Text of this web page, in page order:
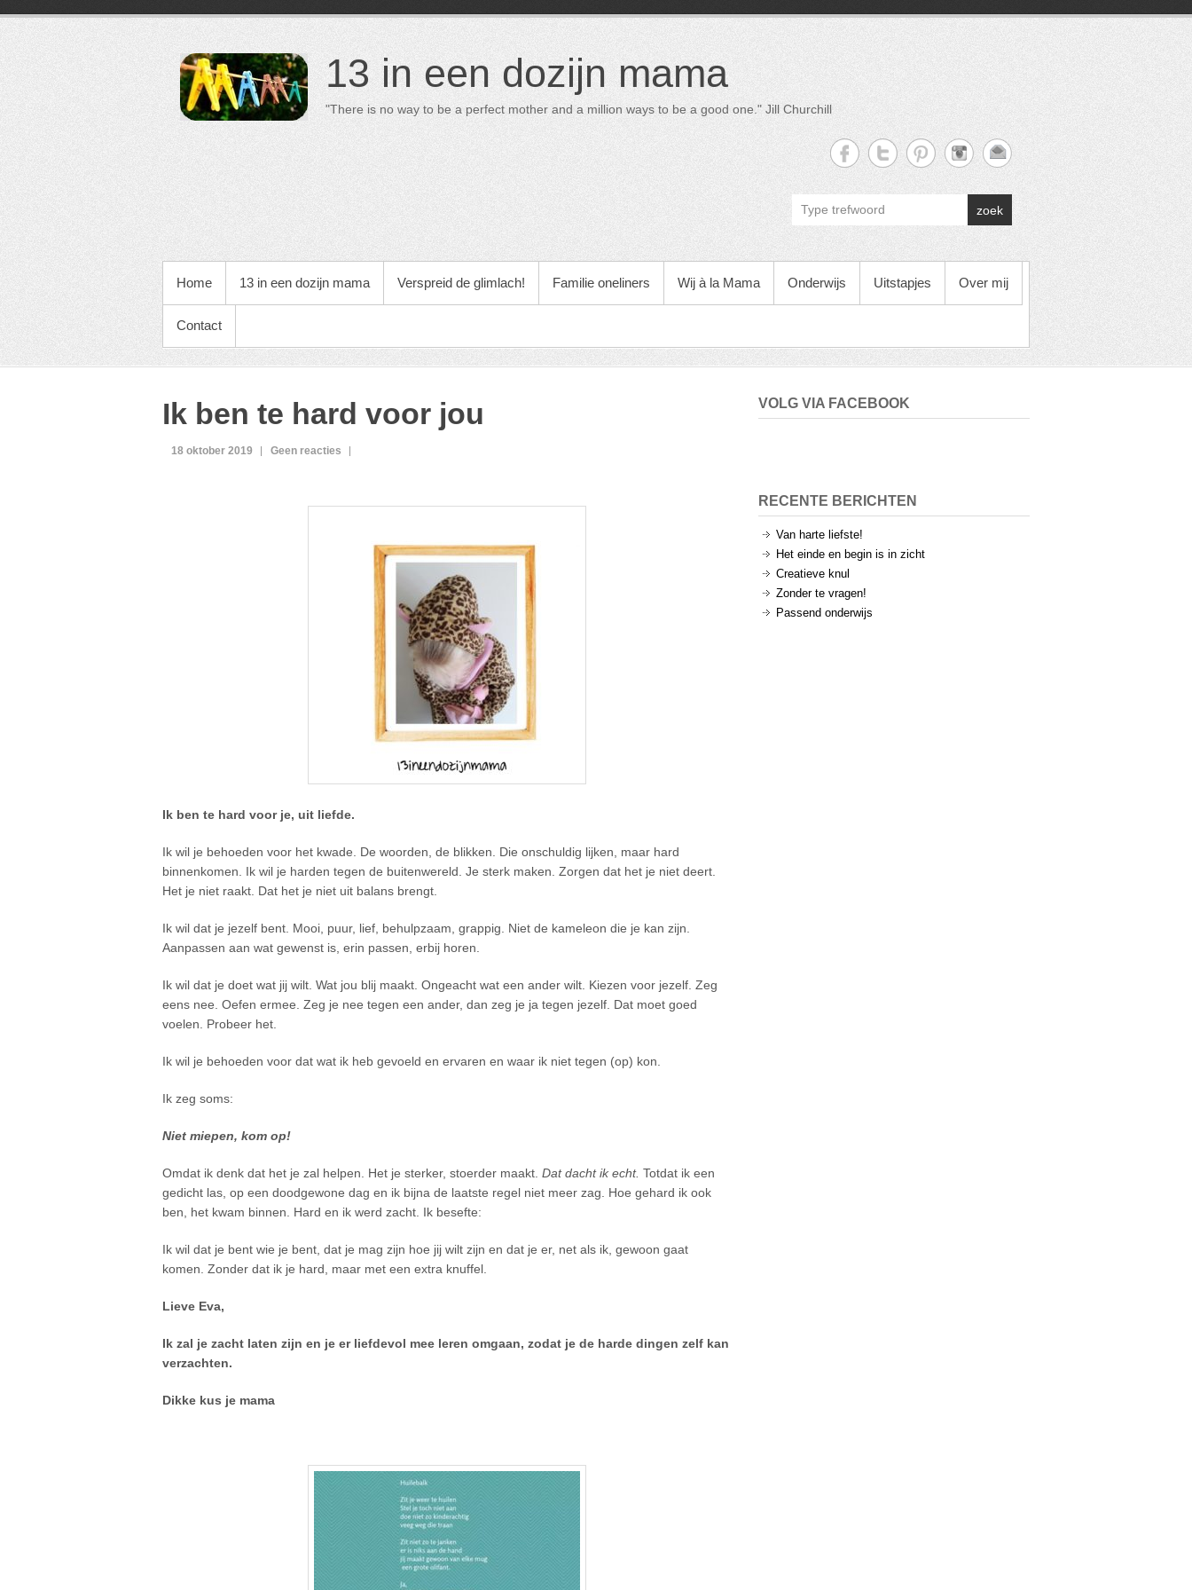
13 in een dozijn mama
"There is no way to be a perfect mother and a million ways to be a good one." Jill Churchill
zoek
PRIMAIR MENU
Home 13 in een dozijn mama Verspreid de glimlach! Familie oneliners Wij à la Mama Onderwijs Uitstapjes Over mij
Contact
Ik ben te hard voor jou
18 oktober 2019 Geen reacties
Ik ben te hard voor je, uit liefde.
Ik wil je behoeden voor het kwade. De woorden, de blikken. Die onschuldig lijken, maar hard
binnenkomen. Ik wil je harden tegen de buitenwereld. Je sterk maken. Zorgen dat het je niet deert.
Het je niet raakt. Dat het je niet uit balans brengt.
Ik wil dat je jezelf bent. Mooi, puur, lief, behulpzaam, grappig. Niet de kameleon die je kan zijn.
Aanpassen aan wat gewenst is, erin passen, erbij horen.
Ik wil dat je doet wat jij wilt. Wat jou blij maakt. Ongeacht wat een ander wilt. Kiezen voor jezelf. Zeg
eens nee. Oefen ermee. Zeg je nee tegen een ander, dan zeg je ja tegen jezelf. Dat moet goed
voelen. Probeer het.
Ik wil je behoeden voor dat wat ik heb gevoeld en ervaren en waar ik niet tegen (op) kon.
Ik zeg soms:
Niet miepen, kom op!
Omdat ik denk dat het je zal helpen. Het je sterker, stoerder maakt. Dat dacht ik echt. Totdat ik een
gedicht las, op een doodgewone dag en ik bijna de laatste regel niet meer zag. Hoe gehard ik ook
ben, het kwam binnen. Hard en ik werd zacht. Ik besefte:
Ik wil dat je bent wie je bent, dat je mag zijn hoe jij wilt zijn en dat je er, net als ik, gewoon gaat
komen. Zonder dat ik je hard, maar met een extra knuffel.
Lieve Eva,
Ik zal je zacht laten zijn en je er liefdevol mee leren omgaan, zodat je de harde dingen zelf kan
verzachten.
Dikke kus je mama
VOLG VIA FACEBOOK
RECENTE BERICHTEN
Van harte liefste!
Het einde en begin is in zicht
Creatieve knul
Zonder te vragen!
Passend onderwijs